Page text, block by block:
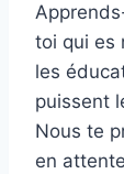
toi qui es
les
puissent
Nous te
en